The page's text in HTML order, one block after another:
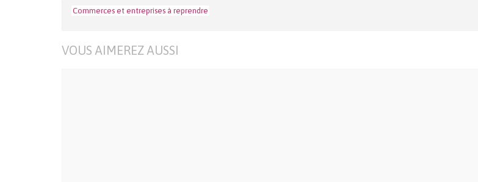
Commerces et entreprises à reprendre
VOUS AIMEREZ AUSSI